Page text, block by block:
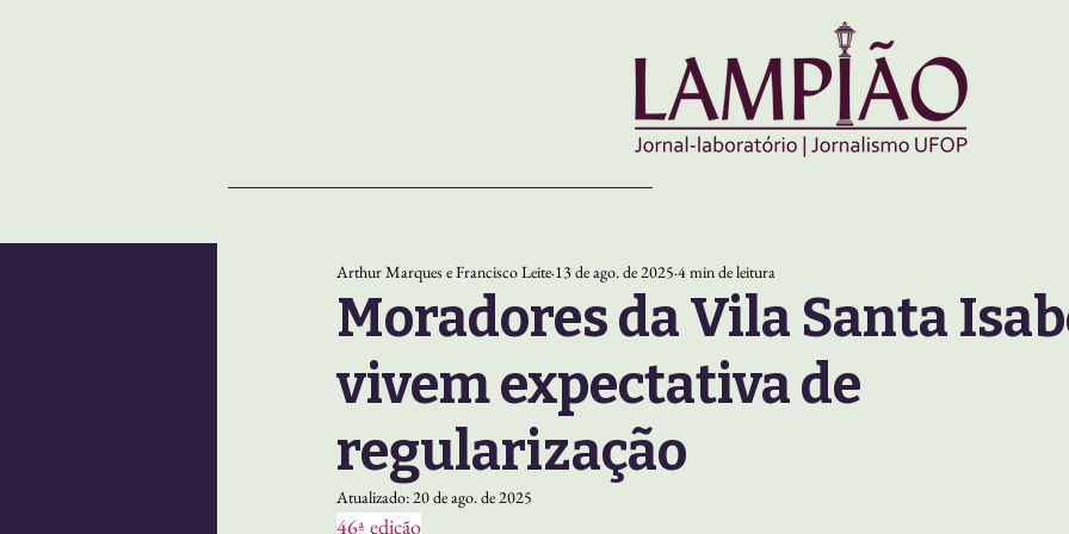
Moradores da Vila Santa
vivem expectativa de
regularização
Arthur Marques e Francisco Leite 13 de ago. de 2025 4 min de leitura
Atualizado:20 de ago. de 2025
46ª edição